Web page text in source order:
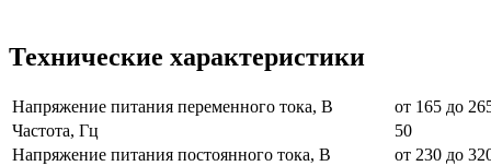
Технические характеристики
Напряжение питания переменного тока, В
от 165 до
Частота, Гц
50
Напряжение питания постоянного тока, В
от 230 до